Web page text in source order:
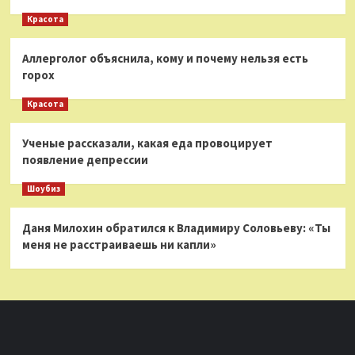
Красота
Аллерголог объяснила, кому и почему нельзя есть
горох
Красота
Ученые рассказали, какая еда провоцирует
появление депрессии
Шоубиз
Даня Милохин обратился к Владимиру Соловьеву: «Ты
меня не расстраиваешь ни капли»